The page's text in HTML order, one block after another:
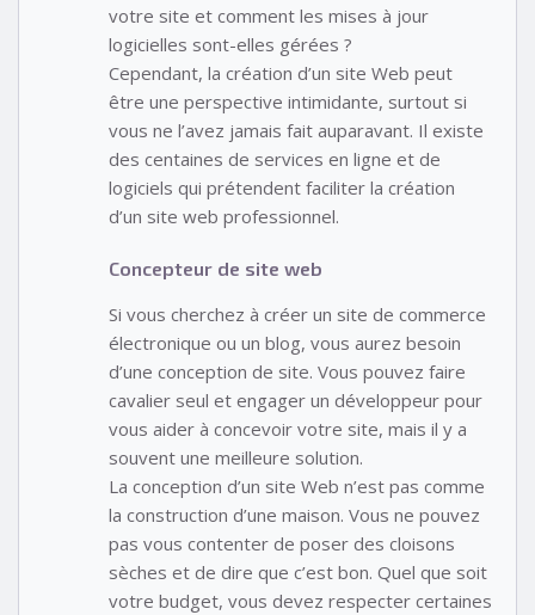
votre site et comment les mises à jour
logicielles sont-elles gérées ?
Cependant, la création d’un site Web peut
être une perspective intimidante, surtout si
vous ne l’avez jamais fait auparavant. Il existe
des centaines de services en ligne et de
logiciels qui prétendent faciliter la création
d’un site web professionnel.
Concepteur de site web
Si vous cherchez à créer un site de commerce
électronique ou un blog, vous aurez besoin
d’une conception de site. Vous pouvez faire
cavalier seul et engager un développeur pour
vous aider à concevoir votre site, mais il y a
souvent une meilleure solution.
La conception d’un site Web n’est pas comme
la construction d’une maison. Vous ne pouvez
pas vous contenter de poser des cloisons
sèches et de dire que c’est bon. Quel que soit
votre budget, vous devez respecter certaines